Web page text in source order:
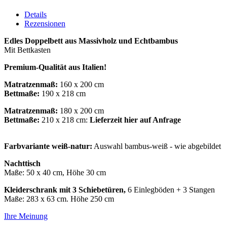
Details
Rezensionen
Edles Doppelbett aus Massivholz und Echtbambus
Mit Bettkasten
Premium-Qualität aus Italien!
Matratzenmaß: 160 x 200 cm
Bettmaße: 190 x 218 cm
Matratzenmaß: 180 x 200 cm
Bettmaße: 210 x 218 cm: Lieferzeit hier auf Anfrage
Farbvariante weiß-natur: Auswahl bambus-weiß - wie abgebildet
Nachttisch
Maße: 50 x 40 cm, Höhe 30 cm
Kleiderschrank mit 3 Schiebetüren, 6 Einlegböden + 3 Stangen
Maße: 283 x 63 cm. Höhe 250 cm
Ihre Meinung